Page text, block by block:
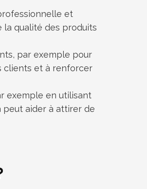
et
qualité des produits
par exemple pour
clients et à renforcer
exemple en utilisant
peut aider à attirer de